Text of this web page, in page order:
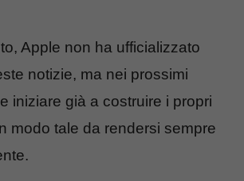
Apple non ha ufficializzato
notizie, ma nei prossimi
iniziare già a costruire i propri
modo tale da rendersi sempre